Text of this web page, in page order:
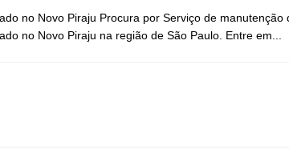
no Novo Piraju Procura por Serviço de
no Novo Piraju na região de São Paulo. Entre em...